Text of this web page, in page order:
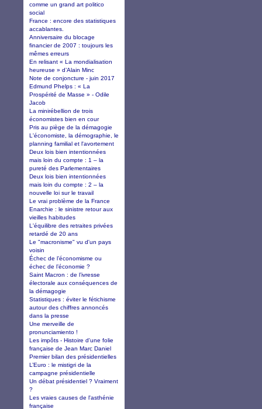
comme un grand art politico
social
France : encore des statistiques
accablantes.
Anniversaire du blocage
financier de 2007 : toujours les
mêmes erreurs
En relisant « La mondialisation
heureuse » d’Alain Minc
Note de conjoncture - juin 2017
Edmund Phelps : « La
Prospérité de Masse » - Odile
Jacob
La minirébellion de trois
économistes bien en cour
Pris au piège de la démagogie
L'économiste, la démographie, le
planning familial et l'avortement
Deux lois bien intentionnées
mais loin du compte : 1 – la
pureté des Parlementaires
Deux lois bien intentionnées
mais loin du compte : 2 – la
nouvelle loi sur le travail
Le vrai problème de la France
Enarchie : le sinistre retour aux
vieilles habitudes
L'équilibre des retraites privées
retardé de 20 ans
Le "macronisme" vu d'un pays
voisin
Échec de l’économisme ou
échec de l’économie ?
Saint Macron : de l’ivresse
électorale aux conséquences de
la démagogie
Statistiques : éviter le fétichisme
autour des chiffres annoncés
dans la presse
Une merveille de
pronunciamiento !
Les impôts - Histoire d'une folie
française de Jean Marc Daniel
Premier bilan des présidentielles
L’Euro : le mistigri de la
campagne présidentielle
Un débat présidentiel ? Vraiment
?
Les vraies causes de l'asthénie
française